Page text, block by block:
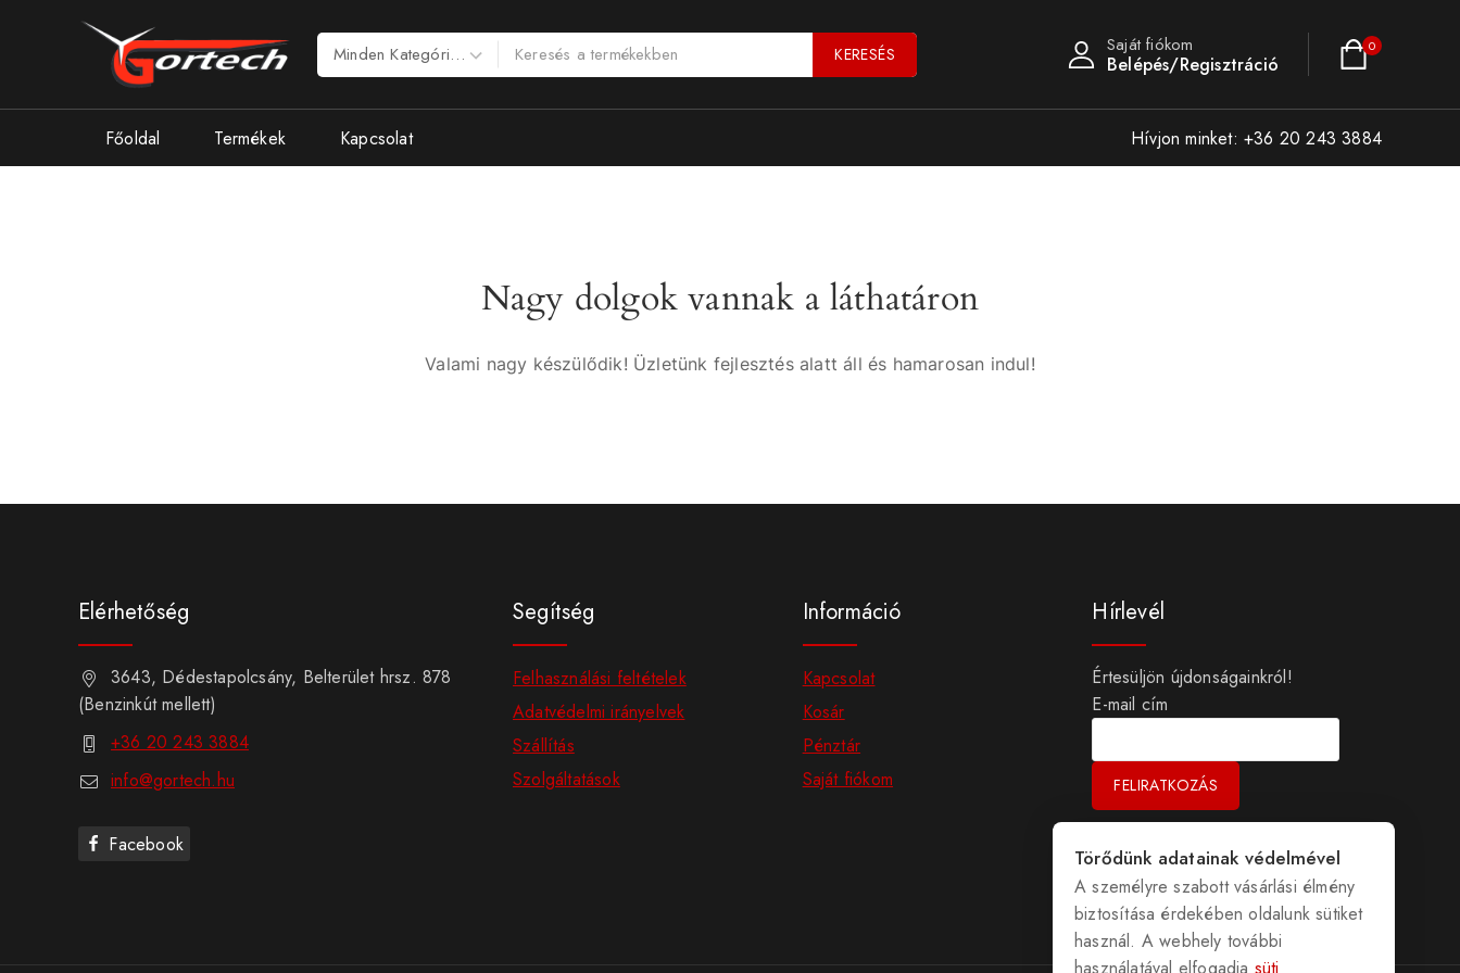
KERESÉS Saját fiókom
Belépés/Regisztráció
0
Főoldal Termékek Kapcsolat Hívjon minket: +36 20 243 3884
Nagy dolgok vannak a láthatáron
Valami nagy készülődik! Üzletünk fejlesztés alatt áll és hamarosan indul!
Elérhetőség
3643, Dédestapolcsány, Belterület hrsz. 878
(Benzinkút mellett)
+36 20 243 3884
info@gortech.hu
Facebook
Segítség
Felhasználási feltételek
Adatvédelmi irányelvek
Szállítás
Szolgáltatások
Információ
Kapcsolat
Kosár
Pénztár
Saját fiókom
Hírlevél
Értesüljön újdonságainkról!
E-mail cím
Törődünk adatainak védelmével
A személyre szabott vásárlási élmény
biztosítása érdekében oldalunk sütiket
használ. A webhely további